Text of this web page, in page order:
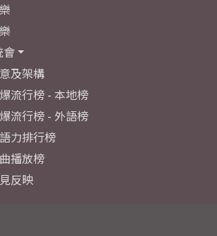
會
及架構
流行榜 - 本地榜
流行榜 - 外語榜
力排行榜
播放榜
反映